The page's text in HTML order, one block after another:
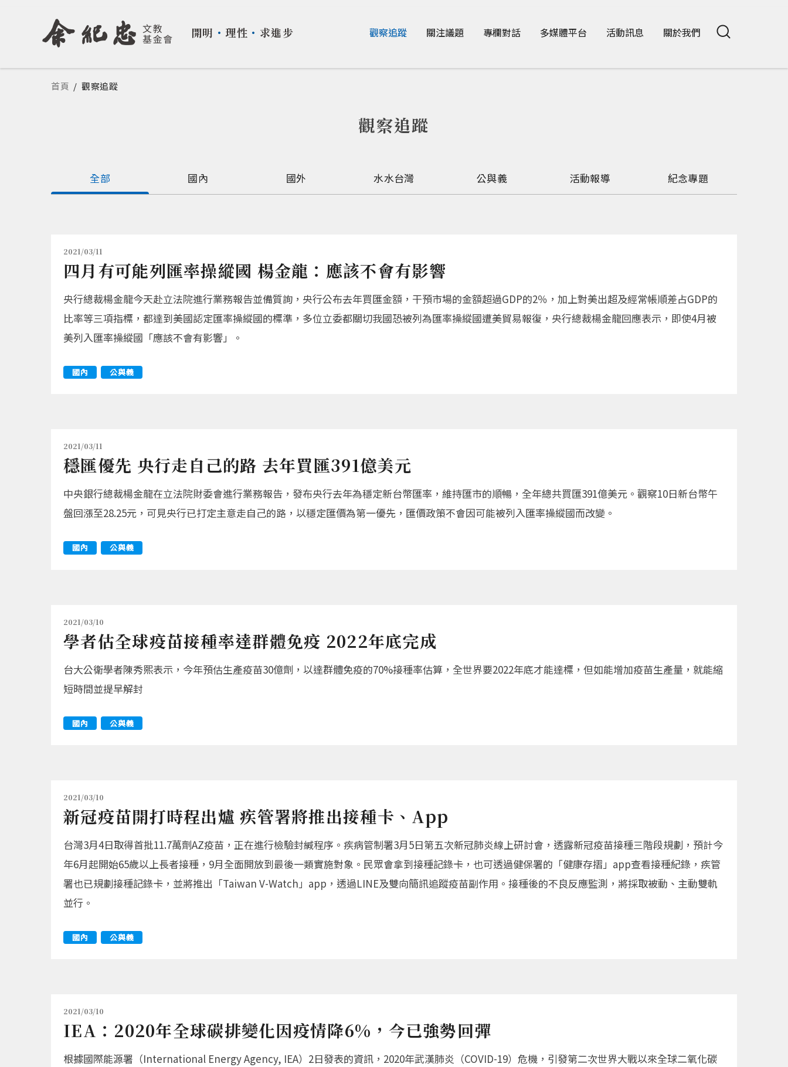
開明 ・ 理性 ・ 求進步 觀察追蹤 關注議題 專欄對話 多媒體平台 活動訊息 關於我們
您在這裡
首頁 / 觀察追蹤
觀察追蹤
全部 國內 國外 水水台灣 公與義 活動報導 紀念專題
2021/03/11
四月有可能列匯率操縱國 楊金龍：應該不會有影響
央行總裁楊金龍今天赴立法院進行業務報告並備質詢，央行公布去年買匯金額，干預市場的金額超過GDP的2％，加上對美出超及經常帳順差占GDP的
比率等三項指標，都達到美國認定匯率操縱國的標準，多位立委都關切我國恐被列為匯率操縱國遭美貿易報復，央行總裁楊金龍回應表示，即使4月被
美列入匯率操縱國「應該不會有影響」。
國內 公與義
2021/03/11
穩匯優先 央行走自己的路 去年買匯391億美元
中央銀行總裁楊金龍在立法院財委會進行業務報告，發布央行去年為穩定新台幣匯率，維持匯市的順暢，全年總共買匯391億美元。觀察10日新台幣午
盤回漲至28.25元，可見央行已打定主意走自己的路，以穩定匯價為第一優先，匯價政策不會因可能被列入匯率操縱國而改變。
國內 公與義
2021/03/10
學者估全球疫苗接種率達群體免疫 2022年底完成
台大公衛學者陳秀熙表示，今年預估生產疫苗30億劑，以達群體免疫的70%接種率估算，全世界要2022年底才能達標，但如能增加疫苗生產量，就能縮
短時間並提早解封
國內 公與義
2021/03/10
新冠疫苗開打時程出爐 疾管署將推出接種卡、App
台灣3月4日取得首批11.7萬劑AZ疫苗，正在進行檢驗封緘程序。疾病管制署3月5日第五次新冠肺炎線上研討會，透露新冠疫苗接種三階段規劃，預計今
年6月起開始65歲以上長者接種，9月全面開放到最後一類實施對象。民眾會拿到接種記錄卡，也可透過健保署的「健康存摺」app查看接種紀錄，疾管
署也已規劃接種記錄卡，並將推出「Taiwan V-Watch」app，透過LINE及雙向簡訊追蹤疫苗副作用。接種後的不良反應監測，將採取被動、主動雙軌
並行。
國內 公與義
2021/03/10
IEA：2020年全球碳排變化因疫情降6%，今已強勢回彈
根據國際能源署（International Energy Agency, IEA）2日發表的資訊，2020年武漢肺炎（COVID-19）危機，引發第二次世界大戰以來全球二氧化碳